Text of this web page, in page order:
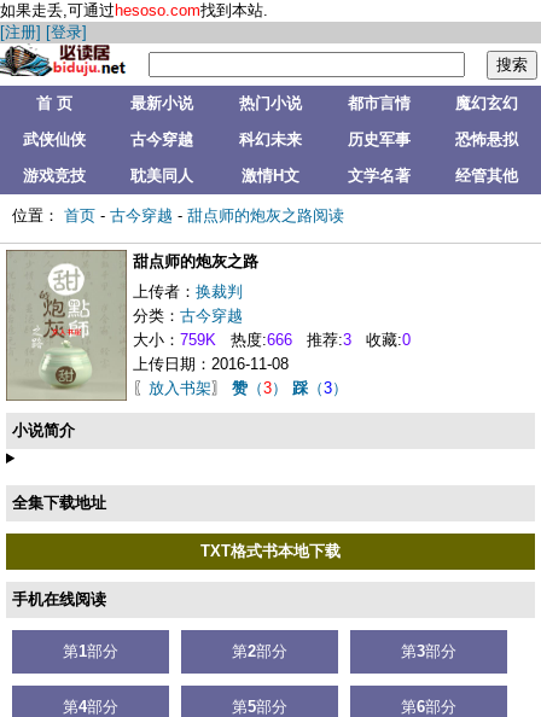
如果走丢,可通过hesoso.com找到本站.
[注册] [登录]
首 页 最新小说 热门小说 都市言情
魔幻玄幻
武侠仙侠
古今穿越 科幻未来 历史军事
恐怖悬拟
游戏竞技
耽美同人 激情H文 文学名著 经管其他
位置： 首页 - 古今穿越 - 甜点师的炮灰之路阅读
甜点师的炮灰之路
上传者： 换裁判
分类： 古今穿越
大小： 759K 热度:666 推荐:3 收藏:0
上传日期：2016-11-08
〖 放入书架〗 赞 （3） 踩（3）
小说简介
全集下载地址
TXT格式书本地下载
手机在线阅读
第1部分 第2部分 第3部分
第4部分 第5部分 第6部分